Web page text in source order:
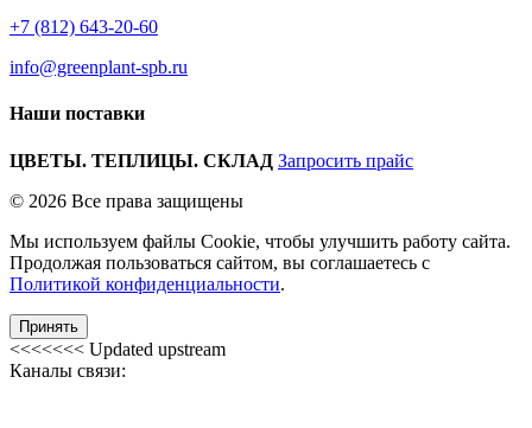
+7 (812) 643-20-60
info@greenplant-spb.ru
Наши поставки
ЦВЕТЫ. ТЕПЛИЦЫ. СКЛАД Запросить прайс
© 2026 Все права защищены
Мы используем файлы Cookie, чтобы улучшить работу сайта.
Продолжая пользоваться сайтом, вы соглашаетесь с
Политикой конфиденциальности.
Принять
<<<<<<< Updated upstream
Каналы связи: